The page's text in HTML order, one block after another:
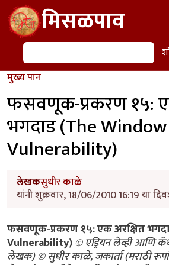
Skip to main contentमिसळपाव
शोध
मुख्य पान
फसवणूक-प्रकरण १५:
भगदाड (The
Vulnerability)
लेखकसुधीर काळे
यांनी शुक्रवार, 18/06/2010 16:19 या
फसवणूक-प्रकरण १५: एक अरक्षित
Vulnerability)© एड्रियन लेव्ही आणि
लेखक) © सुधीर काळे, जकार्ता (मराठी